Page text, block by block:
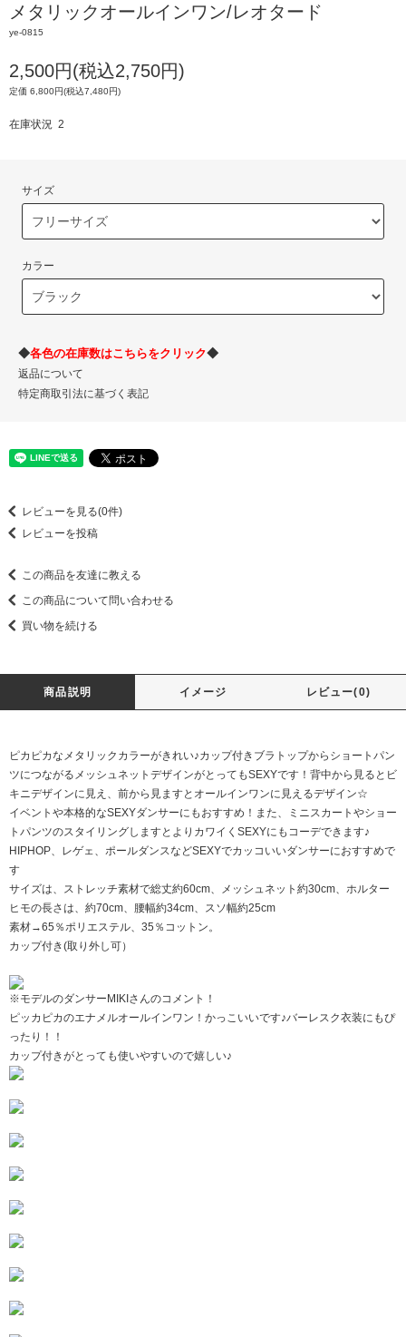
メタリックオールインワン/レオタード
ye-0815
2,500円(税込2,750円)
定価 6,800円(税込7,480円)
在庫状況 2
サイズ
カラー
◆各色の在庫数はこちらをクリック◆
返品について
特定商取引法に基づく表記
レビューを見る(0件)
レビューを投稿
この商品を友達に教える
この商品について問い合わせる
買い物を続ける
商品説明 イメージ レビュー(0)
ピカピカなメタリックカラーがきれい♪カップ付きブラトップからショートパン
ツにつながるメッシュネットデザインがとってもSEXYです！背中から見るとビ
キニデザインに見え、前から見ますとオールインワンに見えるデザイン☆
イベントや本格的なSEXYダンサーにもおすすめ！また、ミニスカートやショー
トパンツのスタイリングしますとよりカワイくSEXYにもコーデできます♪
HIPHOP、レゲェ、ポールダンスなどSEXYでカッコいいダンサーにおすすめで
す
サイズは、ストレッチ素材で総丈約60cm、メッシュネット約30cm、ホルター
ヒモの長さは、約70cm、腰幅約34cm、スソ幅約25cm
素材→65％ポリエステル、35％コットン。
カップ付き(取り外し可）
※モデルのダンサーMIKIさんのコメント！
ピッカピカのエナメルオールインワン！かっこいいです♪バーレスク衣装にもぴ
ったり！！
カップ付きがとっても使いやすいので嬉しい♪